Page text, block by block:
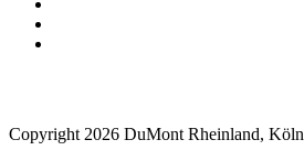
Copyright 2026 DuMont Rheinland, Köln